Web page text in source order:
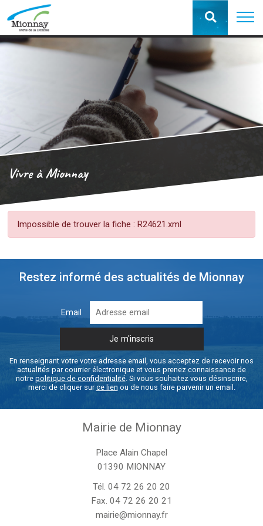
Vivre à Mionnay
Impossible de trouver la fiche : R24621.xml
Restez informé des actualités de Mionnay
Email
En renseignant votre votre adresse email, vous acceptez de recevoir nos
actualités par courrier électronique et vous prenez connaissance de
notre politique de confidentialité. Si vous souhaitez vous désinscrire,
merci de cliquer surce lien ou de nous faire parvenir un email.
Mairie de Mionnay
Place Alain Chapel
01390 MIONNAY
Tél. 04 72 26 20 20
Fax. 04 72 26 20 21
mairie@mionnay.fr